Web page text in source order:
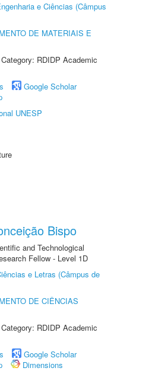
e Ciências (Câmpus
DE MATERIAIS E
RDIDP Academic
Google Scholar
UNESP
Bispo
and Technological
Fellow - Level 1D
e Letras (Câmpus de
DE CIÊNCIAS
RDIDP Academic
Google Scholar
Dimensions